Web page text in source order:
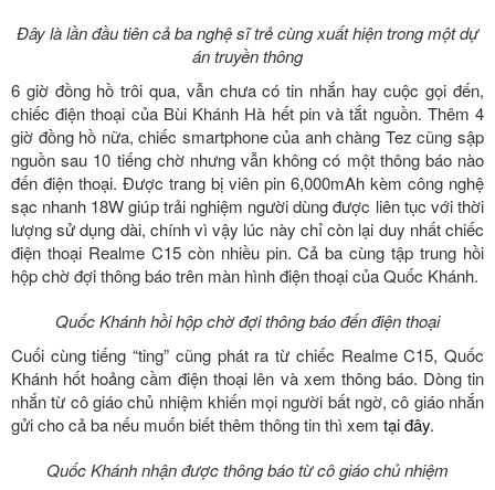
Đây là lần đầu tiên cả ba nghệ sĩ trẻ cùng xuất hiện trong một dự
án truyền thông
6 giờ đồng hồ trôi qua, vẫn chưa có tin nhắn hay cuộc gọi đến,
chiếc điện thoại của Bùi Khánh Hà hết pin và tắt nguồn. Thêm 4
giờ đồng hồ nữa, chiếc smartphone của anh chàng Tez cũng sập
nguồn sau 10 tiếng chờ nhưng vẫn không có một thông báo nào
đến điện thoại. Được trang bị viên pin 6,000mAh kèm công nghệ
sạc nhanh 18W giúp trải nghiệm người dùng được liên tục với thời
lượng sử dụng dài, chính vì vậy lúc này chỉ còn lại duy nhất chiếc
điện thoại Realme C15 còn nhiều pin. Cả ba cùng tập trung hồi
hộp chờ đợi thông báo trên màn hình điện thoại của Quốc Khánh.
Quốc Khánh hồi hộp chờ đợi thông báo đến điện thoại
Cuối cùng tiếng “ting” cũng phát ra từ chiếc Realme C15, Quốc
Khánh hốt hoảng cầm điện thoại lên và xem thông báo. Dòng tin
nhắn từ cô giáo chủ nhiệm khiến mọi người bất ngờ, cô giáo nhắn
gửi cho cả ba nếu muốn biết thêm thông tin thì xem tại đây.
Quốc Khánh nhận được thông báo từ cô giáo chủ nhiệm